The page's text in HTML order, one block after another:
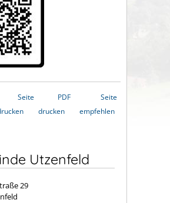
Seite
PDF
drucken
Seite
empfehlen
Utzenfeld
29